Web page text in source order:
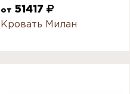
от 51417
Кровать Милан